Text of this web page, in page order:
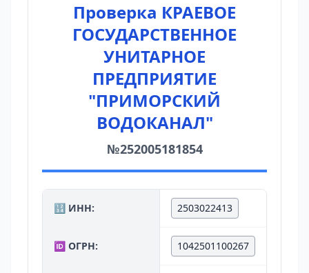
Проверка КРАЕВОЕ
ГОСУДАРСТВЕННОЕ
УНИТАРНОЕ
ПРЕДПРИЯТИЕ
"ПРИМОРСКИЙ
ВОДОКАНАЛ"
№252005181854
🔢 ИНН: 2503022413
🆔 ОГРН: 1042501100267